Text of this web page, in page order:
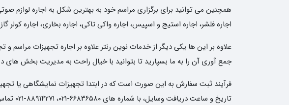
همچنین می توانید برای برگزاری مراسم خود به بهترین شکل به اجاره لوازم صوتی،
اجاره فلشر، اجاره استیج و اسپیس، اجاره واکی تاکی، اجاره بخاری، اجاره کولر
علاوه بر این ها یکی دیگر از خدمات نوین رنتر علاوه بر اجاره تجهیزات
جمع آوری آن را به ما بسپارید تا بتوانید با خیال راحت به مدیریت بخش های
فرآیند ثبت سفارش به این صورت است که در ابتدا تجهیزات نمایشگاهی یا
تاریخ